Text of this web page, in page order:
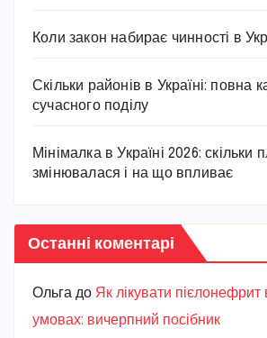
Коли закон набирає чинності в
Скільки районів в Україні: повна
сучасного поділу
Мінімалка в Україні 2026: скільки
змінювалася і на що впливає
Останні коментарі
Ольга до Як лікувати
умовах: вичерпний посібник